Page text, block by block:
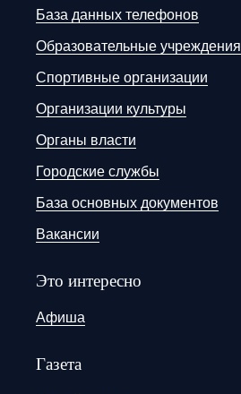
База данных телефонов
Образовательные учреждения
Спортивные организации
Организации культуры
Органы власти
Городские службы
База основных документов
Вакансии
Это интересно
Афиша
Газета